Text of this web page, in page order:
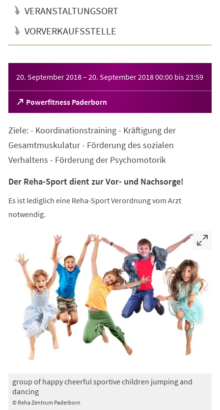
VERANSTALTUNGSORT
VORVERKAUFSSTELLE
20. September 2018– 20. September 201800:00 bis23:59
Powerfitness Paderborn
(Öffnet
in
neuen
Ziele: - Koordinationstraining - Kräftigung der
Gesamtmuskulatur - Förderung des sozialen
Verhaltens - Förderung der Psychomotorik
Der Reha-Sport dient zur Vor- und Nachsorge!
Es ist lediglich eine Reha-Sport Verordnung vom Arzt
notwendig.
© Reha Zentrum Paderborn
group of happy cheerful sportive children jumping and
dancing